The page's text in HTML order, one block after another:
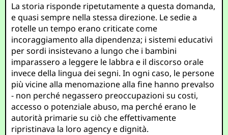
La storia risponde ripetutamente a questa domanda,
e quasi sempre nella stessa direzione. Le sedie a
rotelle un tempo erano criticate come
incoraggiamento alla dipendenza; i sistemi educativi
per sordi insistevano a lungo che i bambini
imparassero a leggere le labbra e il discorso orale
invece della lingua dei segni. In ogni caso, le persone
più vicine alla menomazione alla fine hanno prevalso
- non perché negassero preoccupazioni su costi,
accesso o potenziale abuso, ma perché erano le
autorità primarie su ciò che effettivamente
ripristinava la loro agency e dignità.